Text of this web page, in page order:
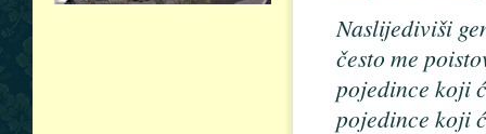
Naslijediviši
često me
pojedince koji
pojedince koji